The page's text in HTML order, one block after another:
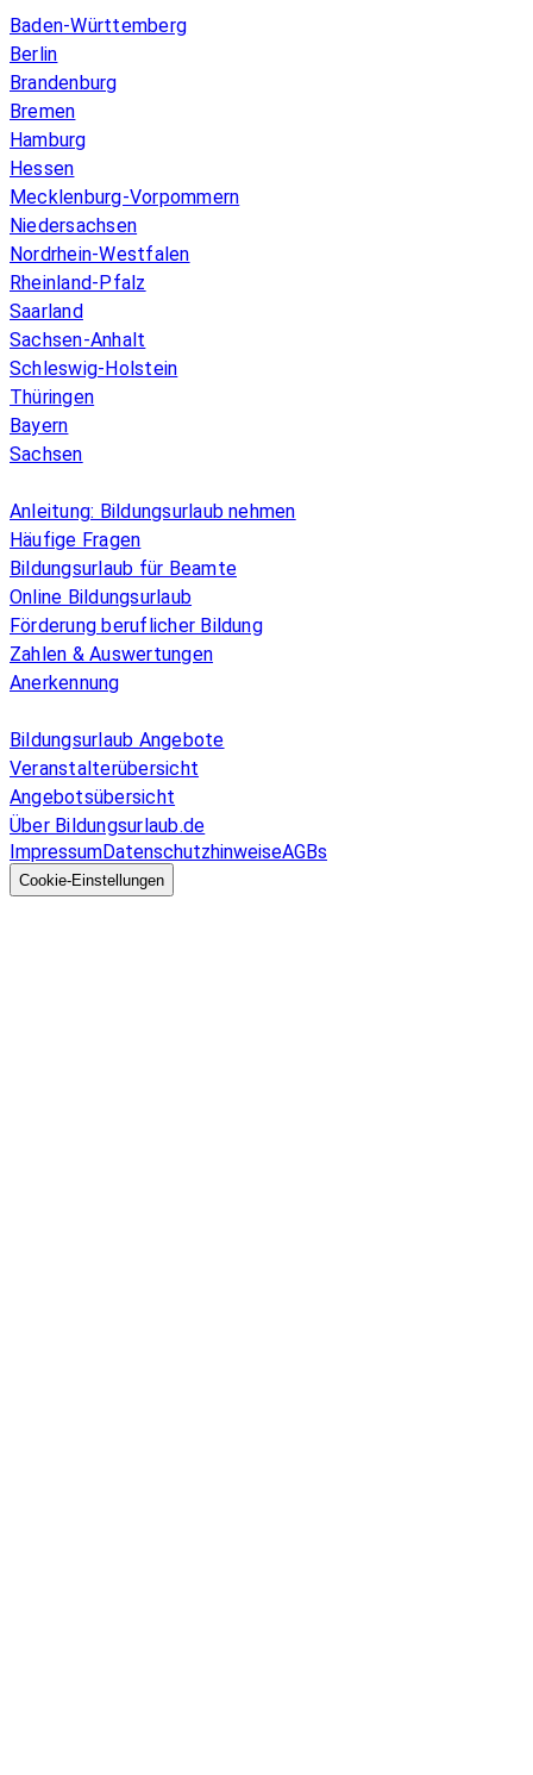
Baden-Württemberg
Berlin
Brandenburg
Bremen
Hamburg
Hessen
Mecklenburg-Vorpommern
Niedersachsen
Nordrhein-Westfalen
Rheinland-Pfalz
Saarland
Sachsen-Anhalt
Schleswig-Holstein
Thüringen
Bayern
Sachsen
Anleitung: Bildungsurlaub nehmen
Häufige Fragen
Bildungsurlaub für Beamte
Online Bildungsurlaub
Förderung beruflicher Bildung
Zahlen & Auswertungen
Anerkennung
Bildungsurlaub Angebote
Veranstalterübersicht
Angebotsübersicht
Über Bildungsurlaub.de
ImpressumDatenschutzhinweiseAGBs
Cookie-Einstellungen